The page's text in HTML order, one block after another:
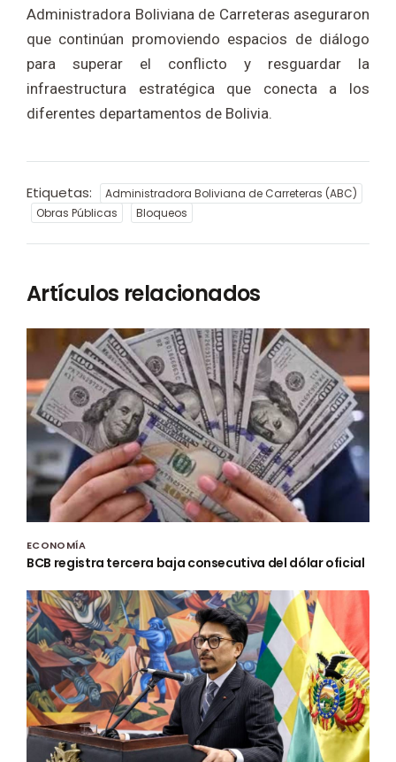
Administradora Boliviana de Carreteras aseguraron
que continúan promoviendo espacios de diálogo
para superar el conflicto y resguardar la
infraestructura estratégica que conecta a los
diferentes departamentos de Bolivia.
Etiquetas:
Administradora Boliviana de Carreteras (ABC)
Obras Públicas
Bloqueos
Artículos relacionados
ECONOMÍA
BCB registra tercera baja consecutiva del dólar oficial